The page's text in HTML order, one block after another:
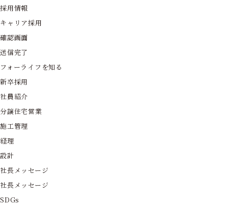
採用情報
キャリア採用
確認画面
送信完了
フォーライフを知る
新卒採用
社員紹介
分譲住宅営業
施工管理
経理
設計
社長メッセージ
社長メッセージ
SDGs